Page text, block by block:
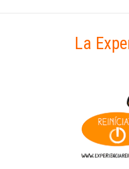
La